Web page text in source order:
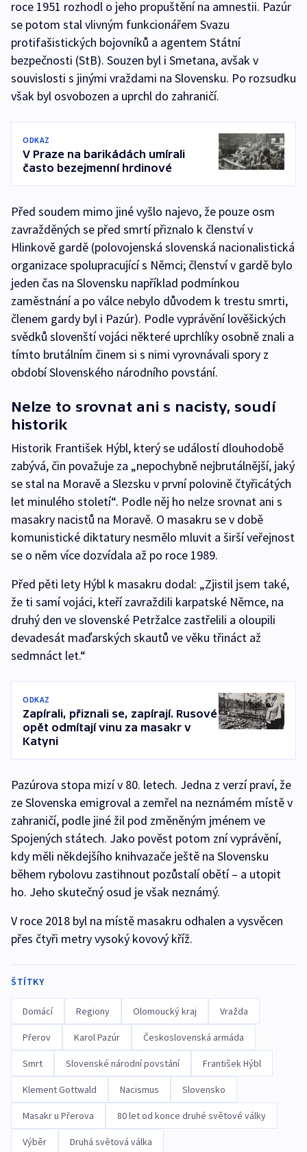
roce 1951 rozhodl o jeho propuštění na amnestii. Pazúr
se potom stal vlivným funkcionářem Svazu
protifašistických bojovníků a agentem Státní
bezpečnosti (StB). Souzen byl i Smetana, avšak v
souvislosti s jinými vraždami na Slovensku. Po rozsudku
však byl osvobozen a uprchl do zahraničí.
ODKAZ
V Praze na barikádách umírali
často bezejmenní hrdinové
Před soudem mimo jiné vyšlo najevo, že pouze osm
zavražděných se před smrtí přiznalo k členství v
Hlinkově gardě (polovojenská slovenská nacionalistická
organizace spolupracující s Němci; členství v gardě bylo
jeden čas na Slovensku například podmínkou
zaměstnání a po válce nebylo důvodem k trestu smrti,
členem gardy byl i Pazúr). Podle vyprávění lověšických
svědků slovenští vojáci některé uprchlíky osobně znali a
tímto brutálním činem si s nimi vyrovnávali spory z
období Slovenského národního povstání.
Nelze to srovnat ani s nacisty, soudí
historik
Historik František Hýbl, který se událostí dlouhodobě
zabývá, čin považuje za „nepochybně nejbrutálnější, jaký
se stal na Moravě a Slezsku v první polovině čtyřicátých
let minulého století“. Podle něj ho nelze srovnat ani s
masakry nacistů na Moravě. O masakru se v době
komunistické diktatury nesmělo mluvit a širší veřejnost
se o něm více dozvídala až po roce 1989.
Před pěti lety Hýbl k masakru dodal: „Zjistil jsem také,
že ti samí vojáci, kteří zavraždili karpatské Němce, na
druhý den ve slovenské Petržalce zastřelili a oloupili
devadesát maďarských skautů ve věku třináct až
sedmnáct let.“
ODKAZ
Zapírali, přiznali se, zapírají. Rusové
opět odmítají vinu za masakr v
Katyni
Pazúrova stopa mizí v 80. letech. Jedna z verzí praví, že
ze Slovenska emigroval a zemřel na neznámém místě v
zahraničí, podle jiné žil pod změněným jménem ve
Spojených státech. Jako pověst potom zní vyprávění,
kdy měli někdejšího knihvazače ještě na Slovensku
během rybolovu zastihnout pozůstalí obětí – a utopit
ho. Jeho skutečný osud je však neznámý.
V roce 2018 byl na místě masakru odhalen a vysvěcen
přes čtyři metry vysoký kovový kříž.
ŠTÍTKY
Domácí Regiony Olomoucký kraj Vražda
Přerov Karol Pazúr Československá armáda
Smrt Slovenské národní povstání František Hýbl
Klement Gottwald Nacismus Slovensko
Masakr u Přerova 80 let od konce druhé světové války
Výběr Druhá světová válka